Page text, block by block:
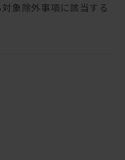
象除外事項に該当する